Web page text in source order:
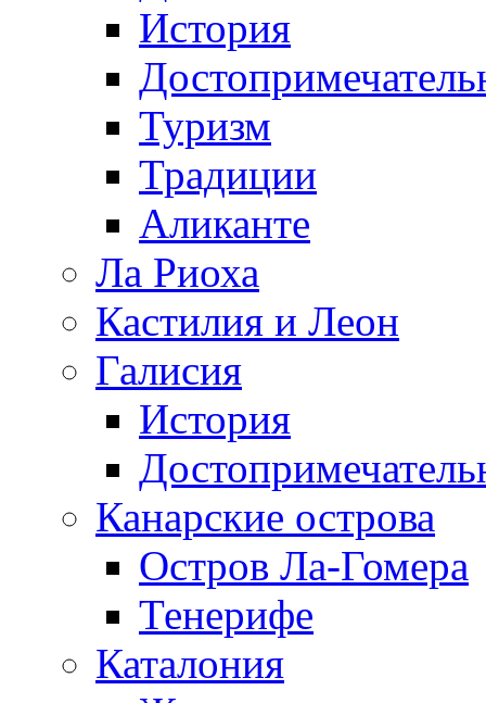
История
Туризм
Традиции
Аликанте
Ла Риоха
Кастилия и Леон
Галисия
История
Канарские острова
Остров Ла-Гомера
Тенерифе
Каталония